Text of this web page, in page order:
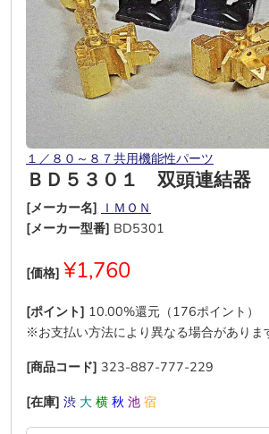
１／８０～８７共用機能性パーツ
ＢＤ５３０１ 双頭連結器
[メーカー名] ＩＭＯＮ
[メーカー型番] BD5301
[価格] ¥1,760
[ポイント] 10.00%還元（176ポイント）
※お支払い方法により異なる場合がありま
[商品コード] 323-887-777-229
[在庫] 渋 大 横 秋 池 宿